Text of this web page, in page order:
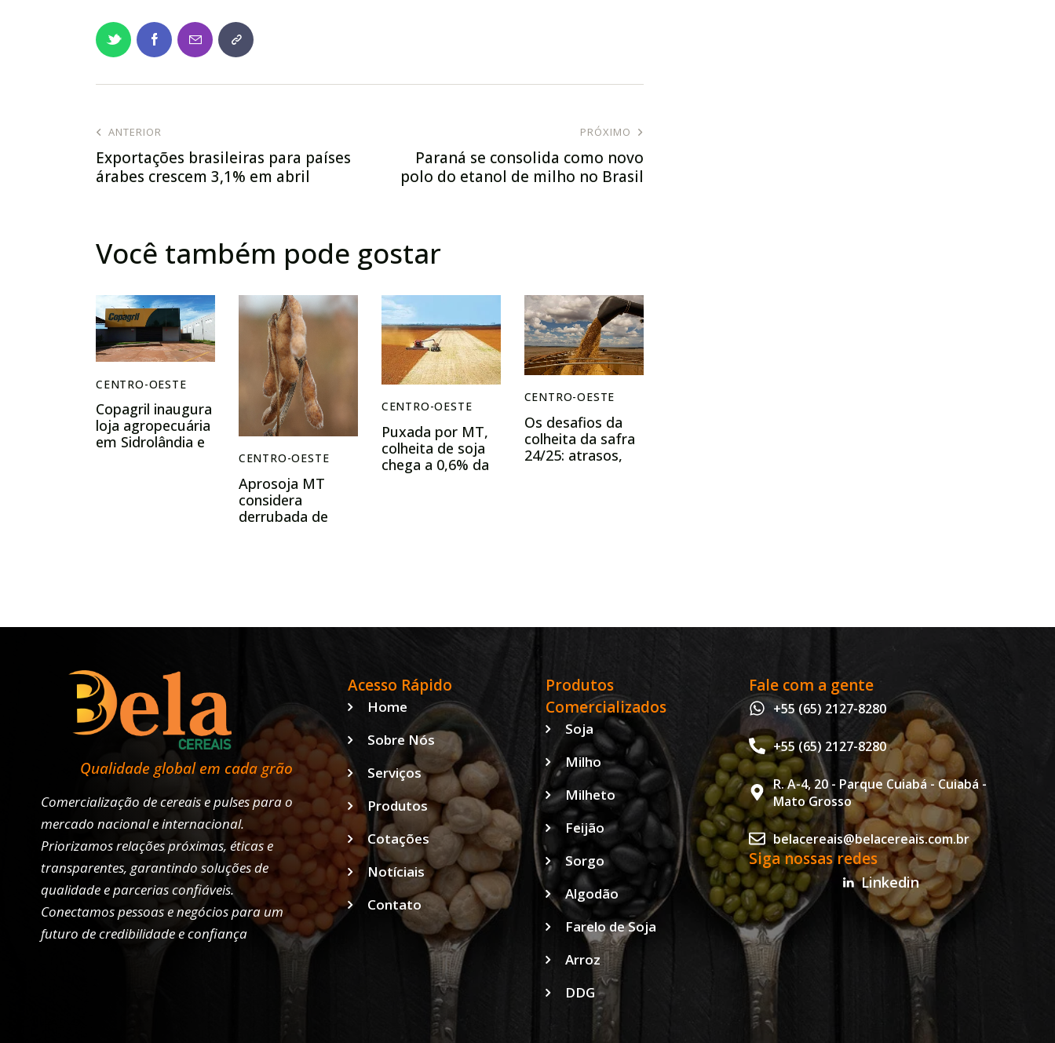
ANTERIOR
Exportações brasileiras para países
árabes crescem 3,1% em abril
PRÓXIMO
Paraná se consolida como novo
polo do etanol de milho no Brasil
Você também pode gostar
CENTRO-OESTE
Copagril inaugura
loja agropecuária
em Sidrolândia e
CENTRO-OESTE
Aprosoja MT
considera
derrubada de
CENTRO-OESTE
Puxada por MT,
colheita de soja
chega a 0,6% da
CENTRO-OESTE
Os desafios da
colheita da safra
24/25: atrasos,
Qualidade global em cada grão
Comercialização de cereais e pulses para o
mercado nacional e internacional.
Priorizamos relações próximas, éticas e
transparentes, garantindo soluções de
qualidade e parcerias confiáveis.
Conectamos pessoas e negócios para um
futuro de credibilidade e confiança
Acesso Rápido
Home
Sobre Nós
Serviços
Produtos
Cotações
Notíciais
Contato
Produtos
Comercializados
Soja
Milho
Milheto
Feijão
Sorgo
Algodão
Farelo de Soja
Arroz
DDG
Fale com a gente
+55 (65) 2127-8280
+55 (65) 2127-8280
R. A-4, 20 - Parque Cuiabá - Cuiabá -
Mato Grosso
belacereais@belacereais.com.br
Siga nossas redes
Linkedin